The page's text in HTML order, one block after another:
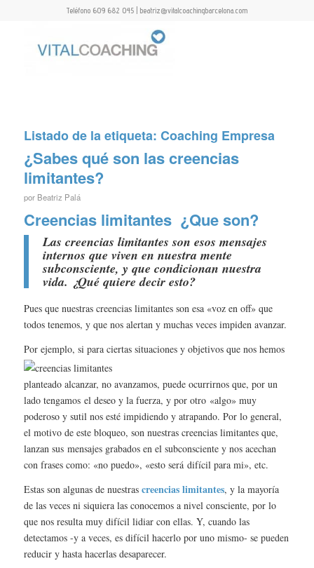
Teléfono 609 682 045 | beatriz@vitalcoachingbarcelona.com
Listado de la etiqueta: Coaching Empresa
¿Sabes qué son las creencias
limitantes?
por Beatriz Palá
Creencias limitantes ¿Que son?
Las creencias limitantes son esos mensajes
internos que viven en nuestra mente
subconsciente, y que condicionan nuestra
vida. ¿Qué quiere decir esto?
Pues que nuestras creencias limitantes son esa «voz en off» que
todos tenemos, y que nos alertan y muchas veces impiden avanzar.
Por ejemplo, si para ciertas situaciones y objetivos que nos hemos
planteado alcanzar, no avanzamos, puede ocurrirnos que, por un
lado tengamos el deseo y la fuerza, y por otro «algo» muy
poderoso y sutil nos esté impidiendo y atrapando. Por lo general,
el motivo de este bloqueo, son nuestras creencias limitantes que,
lanzan sus mensajes grabados en el subconsciente y nos acechan
con frases como: «no puedo», «esto será difícil para mi», etc.
Estas son algunas de nuestras creencias limitantes, y la mayoría
de las veces ni siquiera las conocemos a nivel consciente, por lo
que nos resulta muy difícil lidiar con ellas. Y, cuando las
detectamos -y a veces, es difícil hacerlo por uno mismo- se pueden
reducir y hasta hacerlas desaparecer.